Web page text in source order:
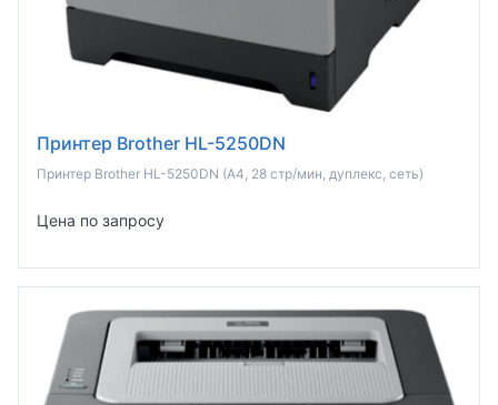
Принтер Brother HL-5250DN
Принтер Brother HL-5250DN (A4, 28 стр/мин, дуплекс, сеть)
Цена по запросу